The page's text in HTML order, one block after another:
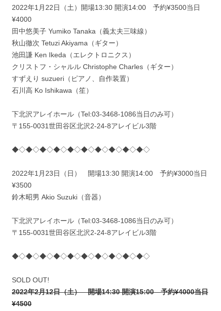
2022年1月22日（土）開場13:30 開演14:00 予約¥3500当日
¥4000
田中悠美子 Yumiko Tanaka（義太夫三味線）
秋山徹次 Tetuzi Akiyama（ギター）
池田謙 Ken Ikeda（エレクトロニクス）
クリストフ・シャルル Christophe Charles（ギター）
すずえり suzueri（ピアノ、自作装置）
石川高 Ko Ishikawa（笙）
下北沢アレイホール（Tel:03-3468-1086当日のみ可）
〒155-0031世田谷区北沢2-24-8アレイビル3階
◆◇◆◇◆◇◆◇◆◇◆◇◆◇◆◇◆◇◆◇
2022年1月23日（日） 開場13:30 開演14:00 予約¥3000当日
¥3500
鈴木昭男 Akio Suzuki（音器）
下北沢アレイホール（Tel:03-3468-1086当日のみ可）
〒155-0031世田谷区北沢2-24-8アレイビル3階
◆◇◆◇◆◇◆◇◆◇◆◇◆◇◆◇◆◇◆◇
SOLD OUT!
2022年2月12日（土） 開場14:30 開演15:00 予約¥4000当日
¥4500